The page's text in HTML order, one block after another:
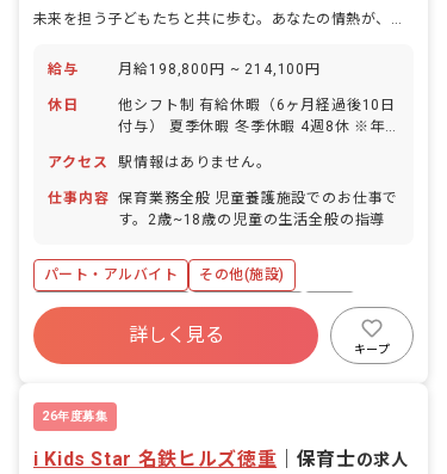
未来を担う子どもたちと共に歩む。あなたの情熱が、誰かの希望になる場所。
給与 月給198,800円 ~ 214,100円
休日
他シフト制 有給休暇（6ヶ月経過後10日
付与） 夏季休暇 冬季休暇 4週8休 ※年
アクセス
駅情報はありません。
仕事内容 保育業務全般 児童養護施設でのお仕事で
す。2歳~18歳の児童の生活全般の指導
パート・アルバイト
その他(施設)
ボーナス・賞与あり
社会保険完備
有給
福利厚生充実
退職金制度
昇給昇進あり
詳しく見る
キープ
26年度募集
i Kids Star 名鉄ヒルズ徳重 保育士の求人